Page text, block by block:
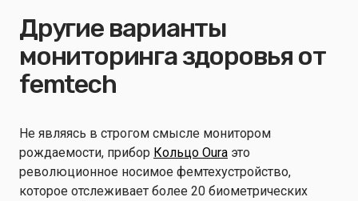
Другие варианты
мониторинга здоровья от
femtech
Не являясь в строгом смысле монитором
рождаемости, прибор Кольцо Oura это
революционное носимое фемтехустройство,
которое отслеживает более 20 биометрических